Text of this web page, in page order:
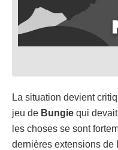
La situation devient
jeu de Bungie qui
les choses se sont
dernières extensions de